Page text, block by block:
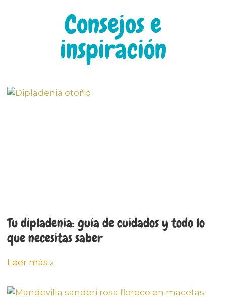
Consejos e
inspiración
Tu dipladenia: guía de cuidados y todo lo
que necesitas saber
Leer más »